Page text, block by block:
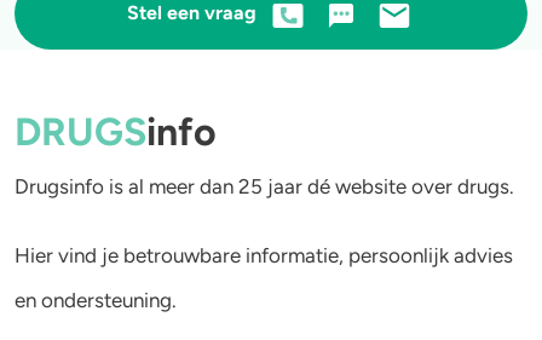
Stel een vraag
DRUGSinfo
Drugsinfo is al meer dan 25 jaar dé website over drugs.
Hier vind je betrouwbare informatie, persoonlijk advies
en ondersteuning.